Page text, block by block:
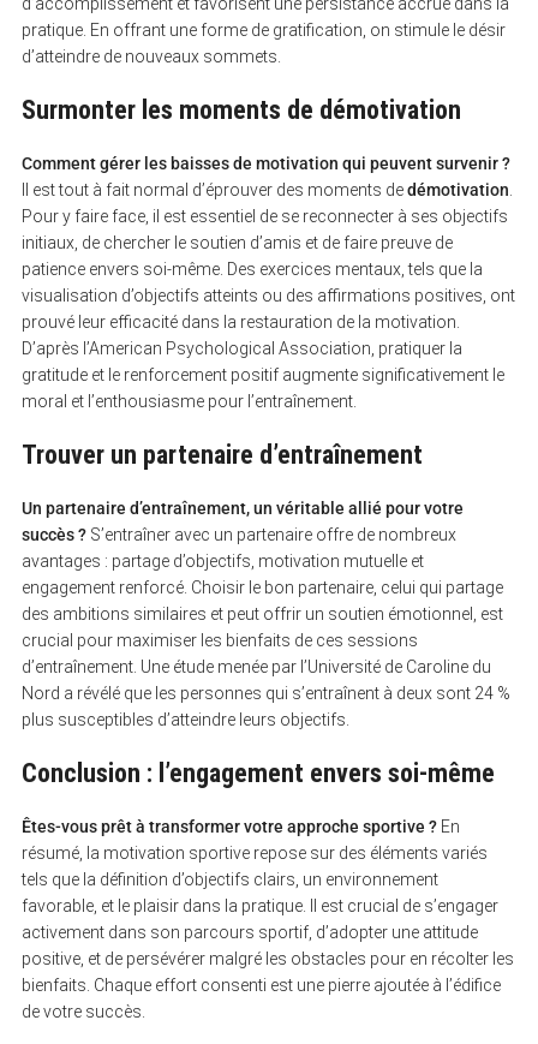
pratique. En offrant une forme de gratification, on stimule le désir
d’atteindre de nouveaux sommets.
Surmonter les moments de démotivation
Comment gérer les baisses de motivation qui peuvent survenir ?
Il est tout à fait normal d’éprouver des moments dedémotivation
Pour y faire face, il est essentiel de se reconnecter à ses objectifs
initiaux, de chercher le soutien d’amis et de faire preuve de
patience envers soi-même. Des exercices mentaux, tels que la
visualisation d’objectifs atteints ou des affirmations positives, ont
prouvé leur efficacité dans la restauration de la motivation.
D’après l’American Psychological Association, pratiquer la
gratitude et le renforcement positif augmente significativement le
moral et l’enthousiasme pour l’entraînement.
Trouver un partenaire d’entraînement
Un partenaire d’entraînement, un véritable allié pour votre
succès ?S’entraîner avec un partenaire offre de nombreux
avantages : partage d’objectifs, motivation mutuelle et
engagement renforcé. Choisir le bon partenaire, celui qui partage
des ambitions similaires et peut offrir un soutien émotionnel, est
crucial pour maximiser les bienfaits de ces sessions
d’entraînement. Une étude menée par l’Université de Caroline du
Nord a révélé que les personnes qui s’entraînent à deux sont 24 %
plus susceptibles d’atteindre leurs objectifs.
Conclusion : l’engagement envers soi-même
Êtes-vous prêt à transformer votre approche sportive ?En
résumé, la motivation sportive repose sur des éléments variés
tels que la définition d’objectifs clairs, un environnement
favorable, et le plaisir dans la pratique. Il est crucial de s’engager
activement dans son parcours sportif, d’adopter une attitude
positive, et de persévérer malgré les obstacles pour en récolter les
bienfaits. Chaque effort consenti est une pierre ajoutée à l’édifice
de votre succès.